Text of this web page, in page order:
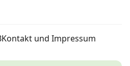
Kontakt und Impressum